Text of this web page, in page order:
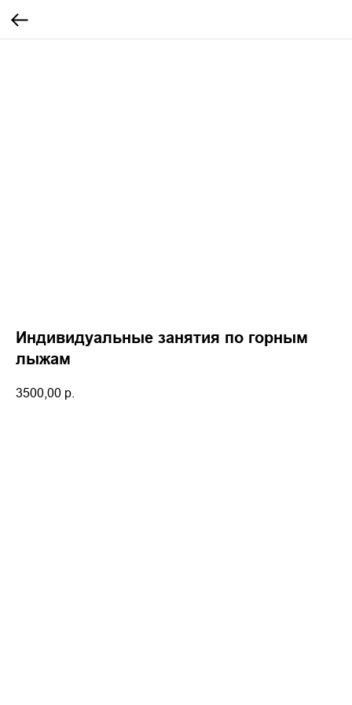
Индивидуальные занятия по горным
лыжам
3500,00 р.